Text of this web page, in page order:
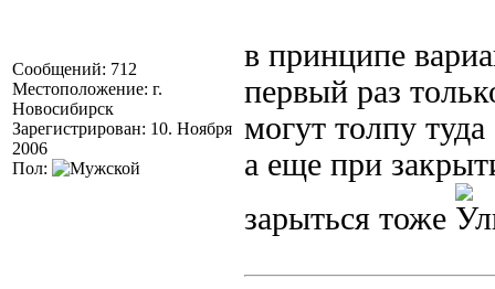
Сообщений: 712
Местоположение: г.
Новосибирск
Зарегистрирован: 10. Ноября
2006
Пол:
в принципе
первый раз
могут толпу
а еще при
зарыться тоже